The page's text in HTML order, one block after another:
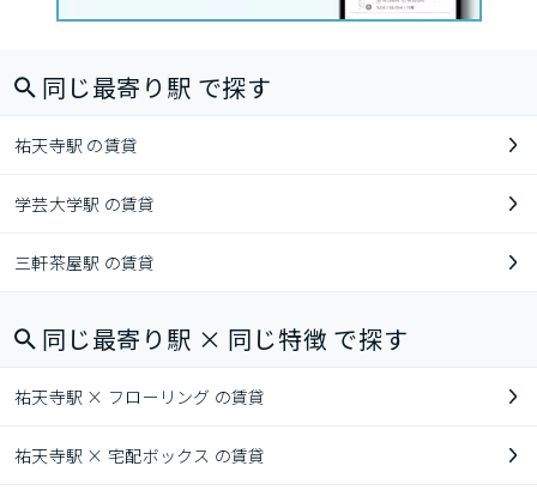
同じ最寄り駅 で探す
祐天寺駅 の賃貸
学芸大学駅 の賃貸
三軒茶屋駅 の賃貸
同じ最寄り駅 × 同じ特徴 で探す
祐天寺駅 × フローリング の賃貸
祐天寺駅 × 宅配ボックス の賃貸